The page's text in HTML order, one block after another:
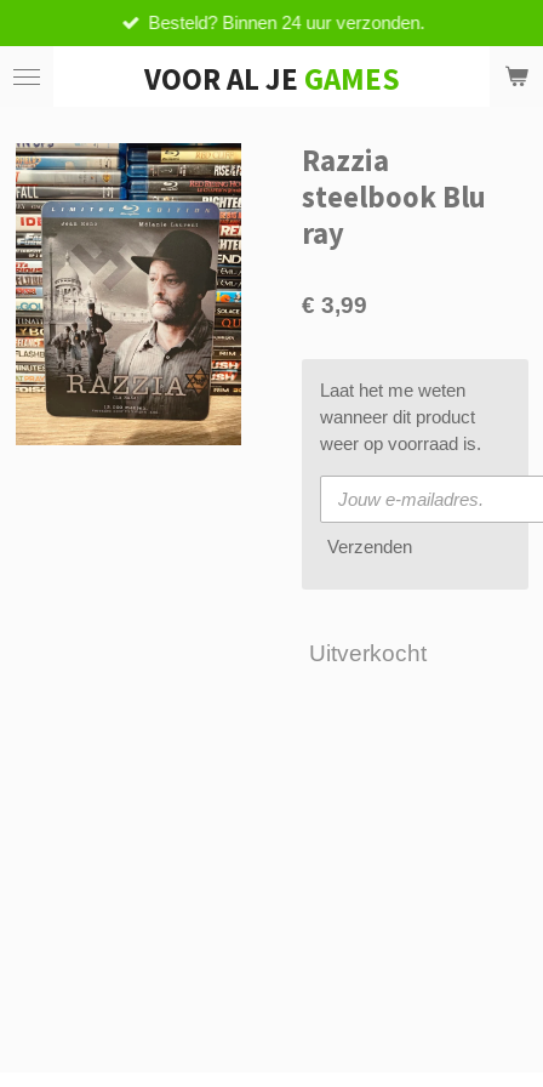
direct
naar
VOOR AL JE GAMES
Besteld? Binnen 24 uur verzonden.
Razzia
steelbook Blu
ray
€ 3,99
Laat het me weten
wanneer dit product
weer op voorraad is.
Verzenden
Uitverkocht